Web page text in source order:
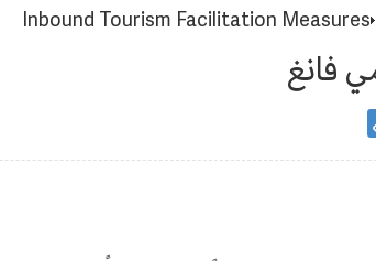
Inbound Tourism Facilitation Measures
فانغ